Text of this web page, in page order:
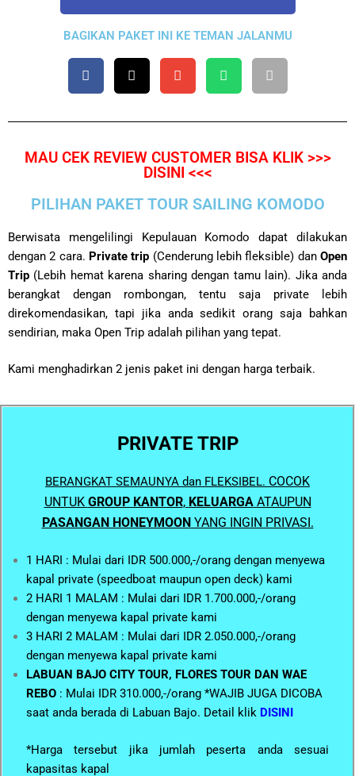
BAGIKAN PAKET INI KE TEMAN JALANMU
MAU CEK REVIEW CUSTOMER BISA KLIK >>>
DISINI <<<
PILIHAN PAKET TOUR SAILING KOMODO
Berwisata mengelilingi Kepulauan Komodo dapat dilakukan
dengan 2 cara. Private trip (Cenderung lebih fleksible) danOpen
Trip (Lebih hemat karena sharing dengan tamu lain). Jika anda
berangkat dengan rombongan, tentu saja private lebih
direkomendasikan, tapi jika anda sedikit orang saja bahkan
sendirian, maka Open Trip adalah pilihan yang tepat.
Kami menghadirkan 2 jenis paket ini dengan harga terbaik.
PRIVATE TRIP
BERANGKAT SEMAUNYA dan FLEKSIBEL. COCOK
UNTUK GROUP KANTOR, KELUARGAATAUPUN
PASANGAN HONEYMOONYANG INGIN PRIVASI.
1 HARI : Mulai dari IDR 500.000,-/orang dengan menyewa
kapal private (speedboat maupun open deck) kami
2 HARI 1 MALAM : Mulai dari IDR 1.700.000,-/orang
dengan menyewa kapal private kami
3 HARI 2 MALAM : Mulai dari IDR 2.050.000,-/orang
dengan menyewa kapal private kami
LABUAN BAJO CITY TOUR, FLORES TOUR DAN WAE
REBO : Mulai IDR 310.000,-/orang *WAJIB JUGA DICOBA
saat anda berada di Labuan Bajo. Detail klik DISINI
*Harga tersebut jika jumlah peserta anda sesuai
kapasitas kapal